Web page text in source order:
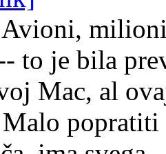
to je bila
Mac, al
popratiti